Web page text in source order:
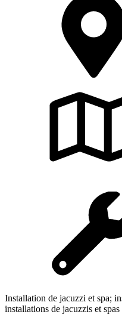
Installation de jacuzzi et spa;
installations de jacuzzis et spas